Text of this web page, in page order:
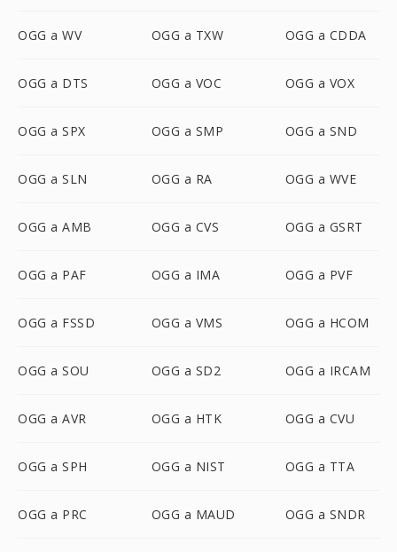
OGG a WV OGG a TXW OGG a CDDA
OGG a DTS OGG a VOC OGG a VOX
OGG a SPX OGG a SMP OGG a SND
OGG a SLN OGG a RA OGG a WVE
OGG a AMB OGG a CVS OGG a GSRT
OGG a PAF OGG a IMA OGG a PVF
OGG a FSSD OGG a VMS OGG a HCOM
OGG a SOU OGG a SD2 OGG a IRCAM
OGG a AVR OGG a HTK OGG a CVU
OGG a SPH OGG a NIST OGG a TTA
OGG a PRC OGG a MAUD OGG a SNDR